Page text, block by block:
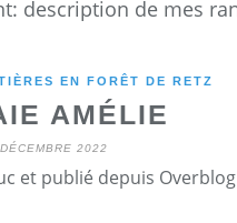
EN FORÊT DE RETZ
AMÉLIE
2022
et publié depuis Overblog